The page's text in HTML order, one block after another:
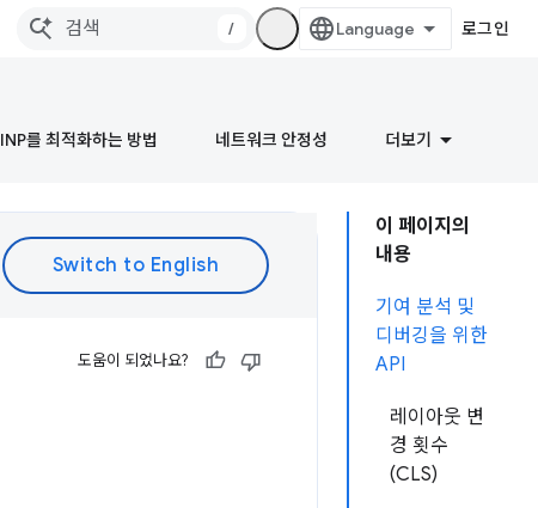
/ 로그인
INP를 최적화하는 방법 네트워크 안정성 더보기
이 페이지의
내용
기여 분석 및
디버깅을 위한
API
레이아웃 변
경 횟수
(CLS)
도움이 되었나요?